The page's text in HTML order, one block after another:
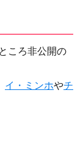
ころ非公開の
イ・ミンホやチ